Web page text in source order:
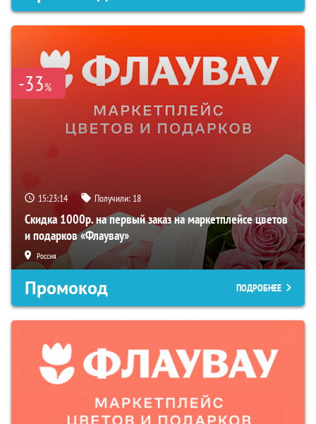
-33%
15:23:13 Получили: 18
Скидка 1000р. на первый заказ на маркетплейсе цветов
и подарков «Флаувау»
Россия
Промокод ПОДРОБНЕЕ